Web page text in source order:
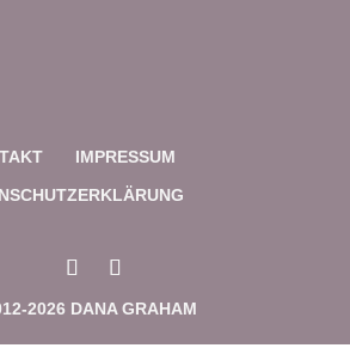
IMPRESSUM
2026 DANA GRAHAM